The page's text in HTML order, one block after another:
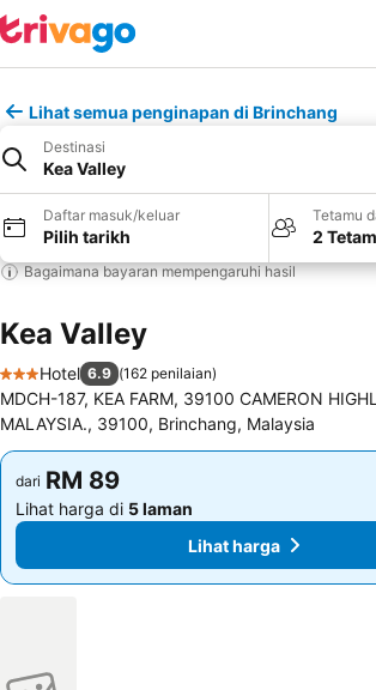
Lihat semua penginapan di Brinchang
Destinasi
Kea Valley
Daftar masuk/keluar
Pilih tarikh
Tetamu
2
Bagaimana bayaran mempengaruhi hasil
Kea Valley
3 Bintang
Hotel 6.9 (162 penilaian)
MDCH-187, KEA FARM, 39100 CAMERON
MALAYSIA., 39100, Brinchang, Malaysia
dari RM 89
Lihat harga di 5 laman
Lihat harga
dari RM 89
Lihat harga di 5 laman
Lihat harga